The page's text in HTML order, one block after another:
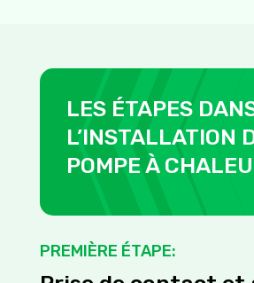
LES ÉTAPES
L’INSTALLATION
POMPE À
PREMIÈRE ÉTAPE: